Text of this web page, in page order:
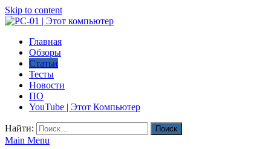
Skip to content
PC-01 | Этот компьютер
Компьютерные новости
Главная
Обзоры
Статьи
Тесты
Новости
ПО
YouTube | Этот Компьютер
Найти:
Main Menu